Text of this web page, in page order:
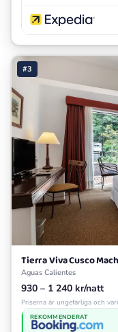
#3
Tierra Viva Cusco
Aguas Calientes
930 – 1 240 kr/natt
Priserna är ungefärliga och
REKOMMENDERAT